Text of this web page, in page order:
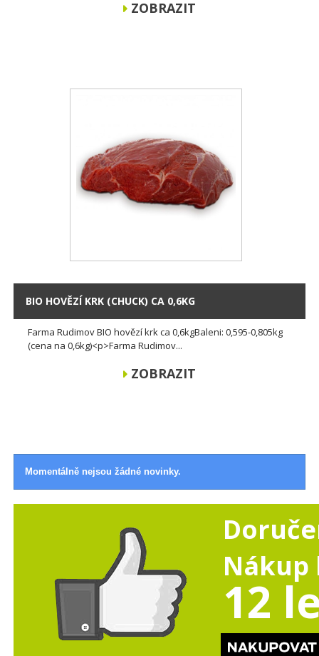
ZOBRAZIT
BIO HOVĚZÍ KRK (CHUCK) CA 0,6KG
Farma Rudimov BIO hovězí krk ca 0,6kgBaleni: 0,595-0,805kg
(cena na 0,6kg)<p>Farma Rudimov...
ZOBRAZIT
Momentálně nejsou žádné novinky.
Nákup
12